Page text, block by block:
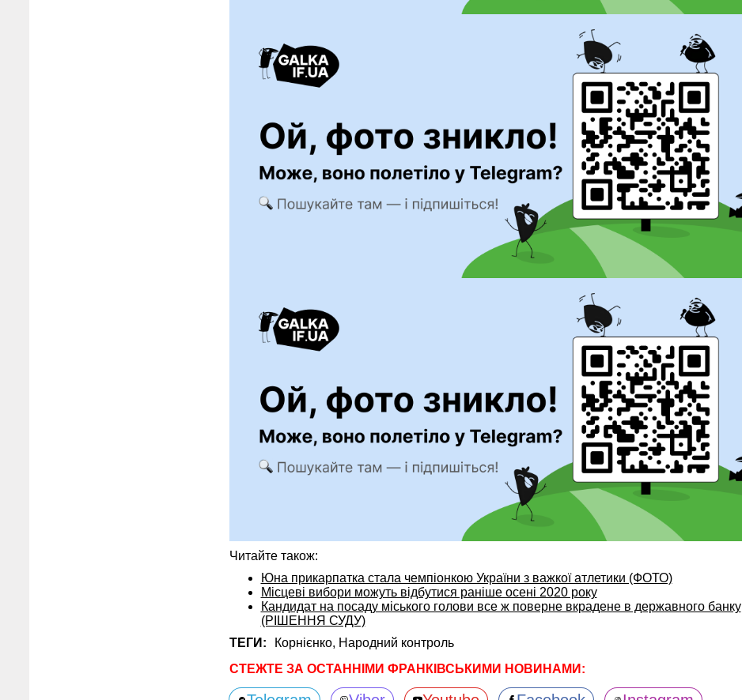
Читайте також:
Юна прикарпатка стала чемпіонкою України з важкої атлетики (ФОТО)
Місцеві вибори можуть відбутися раніше осені 2020 року
Кандидат на посаду міського голови все ж поверне вкрадене в державного банку
(РІШЕННЯ СУДУ)
ТЕГИ:
Корнієнко, Народний контроль
СТЕЖТЕ ЗА ОСТАННІМИ ФРАНКІВСЬКИМИ НОВИНАМИ: